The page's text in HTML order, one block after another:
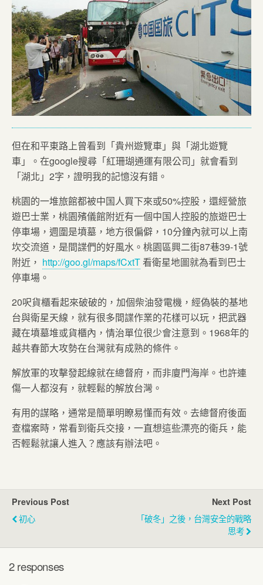
但在和平東路上曾看到「貴州遊覽車」與「湖北遊覽
車」。在google搜尋「紅珊瑚通運有限公司」就會看到
「湖北」2字，證明我的記憶沒有錯。
桃園的一堆旅館都被中国人買下來或50%控股，還經營旅
遊巴士業，桃園殯儀館附近有一個中国人控股的旅遊巴士
停車場，週圍是墳墓，地方很偏僻，10分鐘內就可以上南
坎交流道，是間諜們的好風水。桃園區興二街87巷39-1號
附近， http://goo.gl/maps/fCxtT看衛星地圖就為看到巴士
停車場。
20呎貨櫃看起來破破的，加個柴油發電機，經偽裝的基地
台與衛星天線，就有很多間諜作業的花樣可以玩，把武器
藏在墳墓堆或貨櫃內，情治單位很少會注意到。1968年的
越共春節大攻勢在台灣就有成熟的條件。
解放軍的攻擊發起線就在總督府，而非廈門海岸。也許連
傷一人都沒有，就輕鬆的解放台灣。
有用的謀略，通常是簡單明瞭易懂而有效。去總督府後面
查檔案時，常看到衛兵交接，一直想這些漂亮的衛兵，能
否輕鬆就讓人進入？應該有辦法吧。
Previous Post
初心
Next Post
「破冬」之後，台灣安全的戰略
思考
2 responses